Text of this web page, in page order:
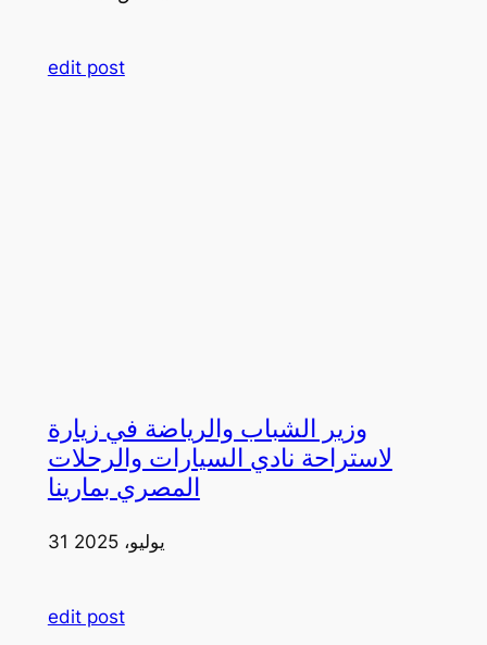
edit post
وزير الشباب والرياضة في زيارة
لاستراحة نادي السيارات والرحلات
المصري بمارينا
31 يوليو، 2025
edit post